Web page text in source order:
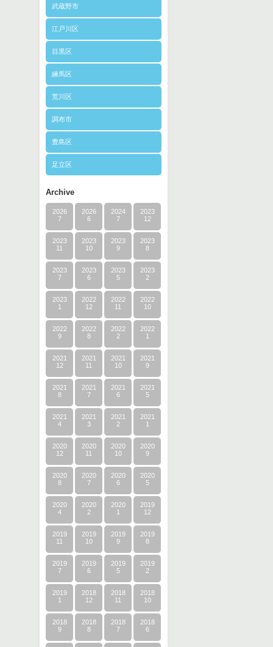
武蔵野市
江戸川区
目黒区
練馬区
荒川区
調布市
豊島区
足立区
Archive
2026
7
2026
6
2024
7
2023
12
2023
11
2023
10
2023
9
2023
8
2023
7
2023
6
2023
5
2023
2
2023
1
2022
12
2022
11
2022
10
2022
9
2022
8
2022
2
2022
1
2021
12
2021
11
2021
10
2021
9
2021
8
2021
7
2021
6
2021
5
2021
4
2021
3
2021
2
2021
1
2020
12
2020
11
2020
10
2020
9
2020
8
2020
7
2020
6
2020
5
2020
4
2020
2
2020
1
2019
12
2019
11
2019
10
2019
9
2019
8
2019
7
2019
6
2019
5
2019
2
2019
1
2018
12
2018
11
2018
10
2018
9
2018
8
2018
7
2018
6